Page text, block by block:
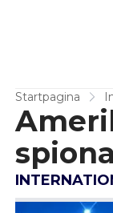
Startpagina